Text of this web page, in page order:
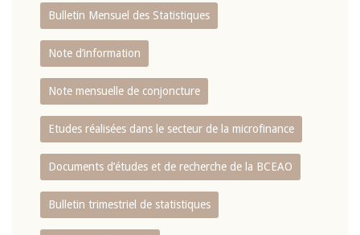
Bulletin Mensuel des Statistiques
Note d’information
Note mensuelle de conjoncture
Etudes réalisées dans le secteur de la microfinance
Documents d’études et de recherche de la BCEAO
Bulletin trimestriel de statistiques